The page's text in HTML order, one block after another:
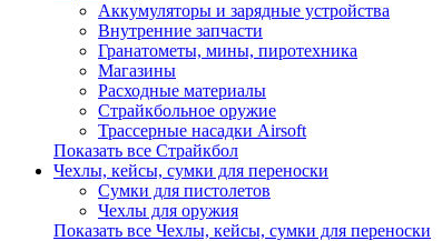
Аккумуляторы и зарядные устройства
Внутренние запчасти
Гранатометы, мины, пиротехника
Магазины
Расходные материалы
Страйкбольное оружие
Трассерные насадки Airsoft
Показать все Страйкбол
Чехлы, кейсы, сумки для переноски
Сумки для пистолетов
Чехлы для оружия
Показать все Чехлы, кейсы, сумки для переноски